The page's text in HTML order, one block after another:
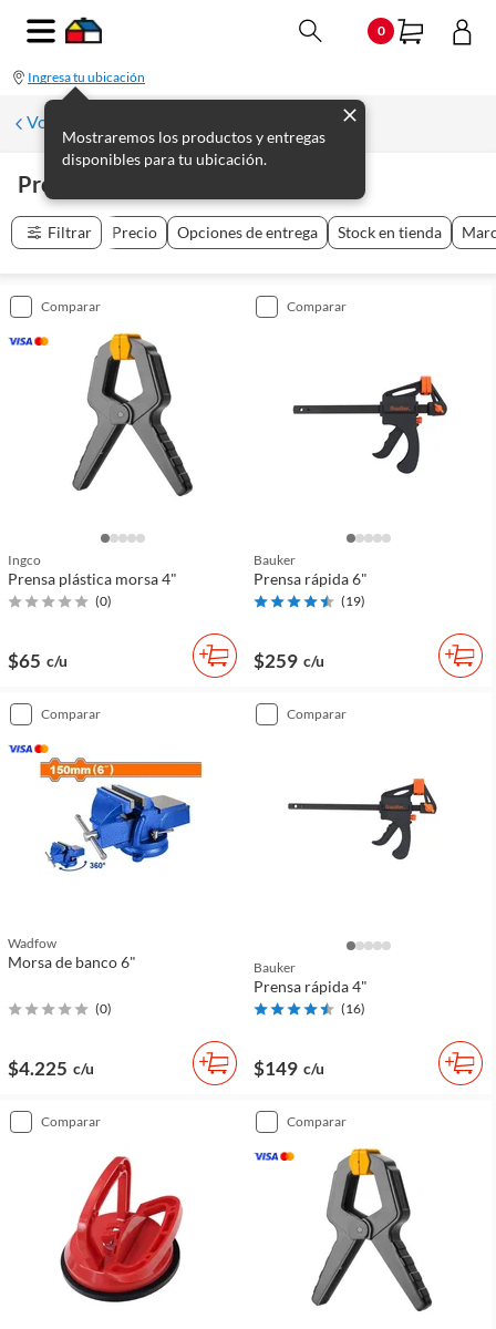
0
Ingresa tu ubicación
Mostraremos los productos y entregas
disponibles para tu ubicación.
Volver a Herramientas manuales
Prensas Y Sargentos
Filtrar Precio Opciones de entrega Stock en tienda
comparar
Ingco
Prensa plástica morsa 4"
(0)
$65 c/u
comparar
Bauker
Prensa rápida 6"
(19)
$259 c/u
comparar
Wadfow
Morsa de banco 6"
(0)
$4.225 c/u
comparar
Bauker
Prensa rápida 4"
(16)
$149 c/u
comparar comparar